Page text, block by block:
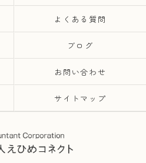
よくある質問
ブログ
お問い合わせ
サイトマップ